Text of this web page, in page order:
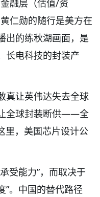
融层（估值/资
仁勋的随行是美方在
出的练秋湖画面，是
长电科技的封装产
真让英伟达失去全球
全球封装断供——全
里，美国芯片设计公
受能力”，而取决于
”。中国的替代路径